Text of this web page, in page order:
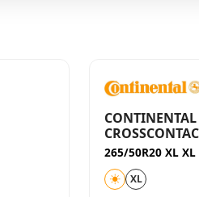
CONTINENTAL
265/50R20 XL XL
XL